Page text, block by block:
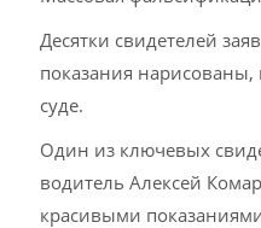
Десятки свидетелей
показания нарисованы,
суде.
Один из ключевых
водитель Алексей
красивыми